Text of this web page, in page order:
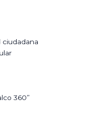
ciudadana
360”